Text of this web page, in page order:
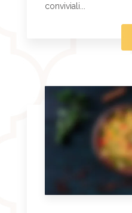
conviviali...